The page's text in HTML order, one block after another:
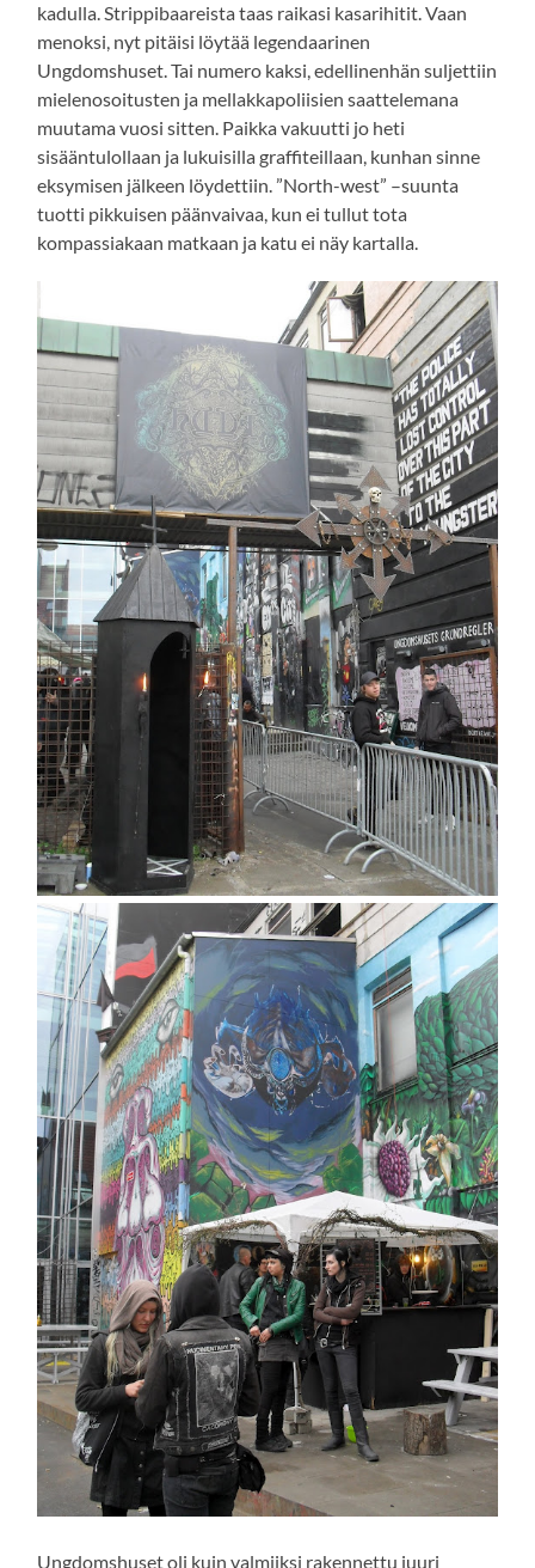
kadulla. Strippibaareista taas raikasi kasarihitit. Vaan
menoksi, nyt pitäisi löytää legendaarinen
Ungdomshuset. Tai numero kaksi, edellinenhän suljettiin
mielenosoitusten ja mellakkapoliisien saattelemana
muutama vuosi sitten. Paikka vakuutti jo heti
sisääntulollaan ja lukuisilla graffiteillaan, kunhan sinne
eksymisen jälkeen löydettiin. ”North-west” –suunta
tuotti pikkuisen päänvaivaa, kun ei tullut tota
kompassiakaan matkaan ja katu ei näy kartalla.
Ungdomshuset oli kuin valmiiksi rakennettu juuri